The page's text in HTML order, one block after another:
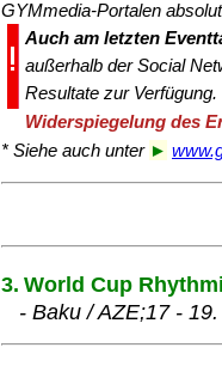
GYMmedia-Portalen
Auch am letzten
außerhalb der Social
Resultate zur Verfügung.
Widerspiegelung des
* Siehe auch unter ►
3. World Cup
- Baku / AZE;17 -